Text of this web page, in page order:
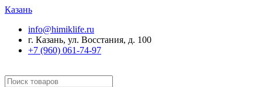
Казань
info@himiklife.ru
г. Казань, ул. Восстания, д. 100
+7 (960) 061-74-97